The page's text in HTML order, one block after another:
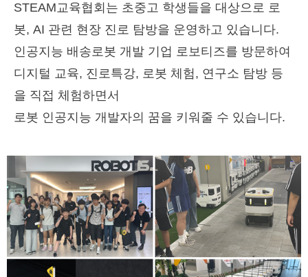
STEAM교육협회는 초중고 학생들을 대상으로 로
봇, AI 관련 현장 진로 탐방을 운영하고 있습니다.
인공지능 배송로봇 개발 기업 로보티즈를 방문하여
디지털 교육, 진로특강, 로봇 체험, 연구소 탐방 등
을 직접 체험하면서
로봇 인공지능 개발자의 꿈을 키워줄 수 있습니다.